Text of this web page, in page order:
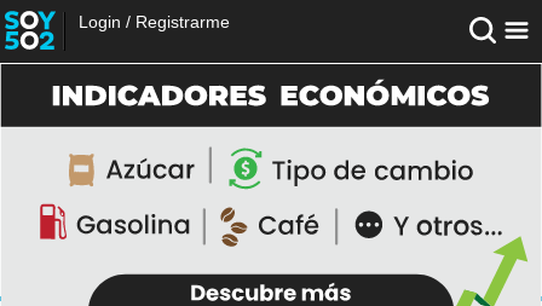
Login / Registrarme